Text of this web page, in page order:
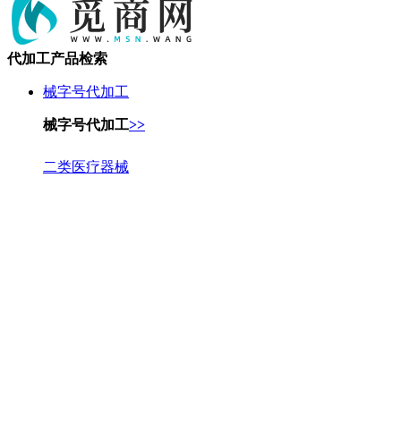
代加工产品检索
械字号代加工
械字号代加工>>
二类医疗器械